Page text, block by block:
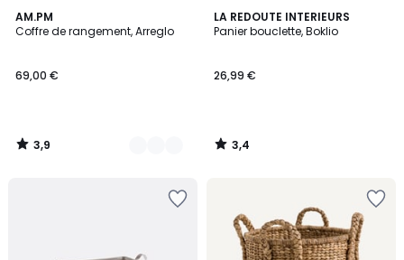
AM.PM
Coffre de rangement, Arreglo
69,00 €
3,9
/ 5
5
Couleurs
3,9
/
LA REDOUTE INTERIEURS
Panier bouclette, Boklio
26,99 €
3,4
/ 5
3,4
/